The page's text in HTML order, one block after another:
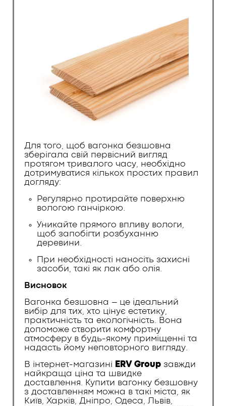
Для того, щоб вагонка безшовна
зберігала свій первісний вигляд
протягом тривалого часу, необхідно
дотримуватися кількох простих правил
догляду:
Регулярно протирайте поверхню
вологою ганчіркою.
Уникайте прямого впливу вологи,
щоб запобігти розбуханню
деревини.
При необхідності наносіть захисні
засоби, такі як лак або олія.
Висновок
Вагонка безшовна – це ідеальний
вибір для тих, хто цінує естетику,
практичність та екологічність. Вона
допоможе створити комфортну
атмосферу в будь-якому приміщенні та
надасть йому неповторного вигляду.
В інтернет-магазині ERV Groupзавжди
найкраща ціна та швидке
доставлення. Купити вагонку безшовну
з доставленням можна в такі міста, як
Київ, Харків, Дніпро, Одеса, Львів,